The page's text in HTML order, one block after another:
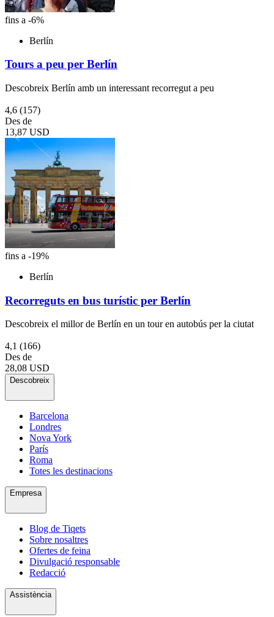
fins a -6%
Berlín
Tours a peu per Berlín
Descobreix Berlín amb un interessant recorregut a peu
4,6 (157)
Des de
13,87 USD
fins a -19%
Berlín
Recorreguts en bus turístic per Berlín
Descobreix el millor de Berlín en un tour en autobús per la ciutat
4,1 (166)
Des de
28,08 USD
Descobreix
Barcelona
Londres
Nova York
París
Roma
Totes les destinacions
Empresa
Blog de Tiqets
Sobre nosaltres
Ofertes de feina
Divulgació responsable
Redacció
Assistència